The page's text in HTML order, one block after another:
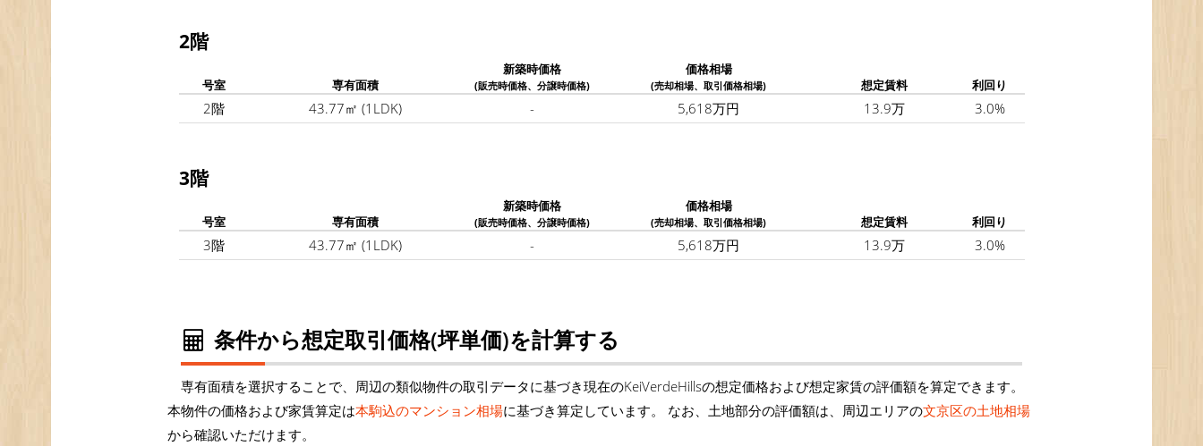
2階
号室 専有面積
新築時価格
(販売時価格、分譲時価格)
価格相場
(売却相場、取引価格相場) 想定賃料 利回り
2階 43.77㎡ (1LDK) - 5,618万円 13.9万 3.0%
3階
号室 専有面積
新築時価格
(販売時価格、分譲時価格)
価格相場
(売却相場、取引価格相場) 想定賃料 利回り
3階 43.77㎡ (1LDK) - 5,618万円 13.9万 3.0%
条件から想定取引価格(坪単価)を計算する
専有面積を選択することで、周辺の類似物件の取引データに基づき現在のKeiVerdeHillsの想定価格および想定家賃の評価額を算定できます。
本物件の価格および家賃算定は本駒込のマンション相場に基づき算定しています。 なお、土地部分の評価額は、周辺エリアの文京区の土地相場
から確認いただけます。